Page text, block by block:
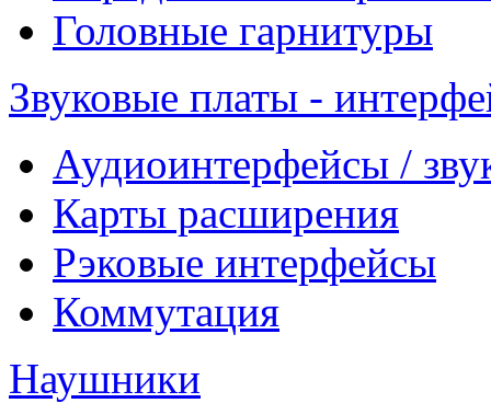
Головные гарнитуры
Звуковые платы -
Аудиоинтерфейсы /
Карты расширения
Рэковые интерфейсы
Коммутация
Наушники